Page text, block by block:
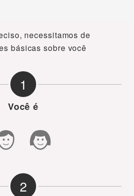
necessitamos de
básicas sobre você
1
Você é
2